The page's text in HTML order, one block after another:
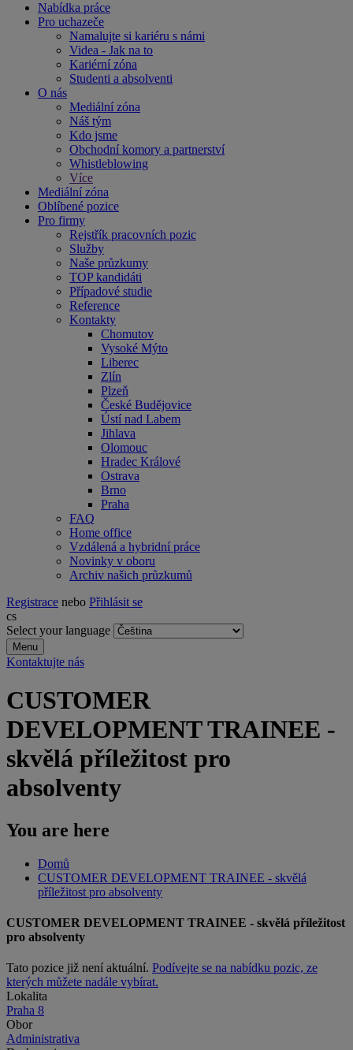
Nabídka práce
Pro uchazeče
Namalujte si kariéru s námi
Videa - Jak na to
Kariérní zóna
Studenti a absolventi
O nás
Mediální zóna
Náš tým
Kdo jsme
Obchodní komory a partnerství
Whistleblowing
Více
Mediální zóna
Oblíbené pozice
Pro firmy
Rejstřík pracovních pozic
Služby
Naše průzkumy
TOP kandidáti
Případové studie
Reference
Kontakty
Chomutov
Vysoké Mýto
Liberec
Zlín
Plzeň
České Budějovice
Ústí nad Labem
Jihlava
Olomouc
Hradec Králové
Ostrava
Brno
Praha
FAQ
Home office
Vzdálená a hybridní práce
Novinky v oboru
Archiv našich průzkumů
Registrace nebo Přihlásit se
cs
Select your language
Menu
Kontaktujte nás
CUSTOMER
DEVELOPMENT TRAINEE -
skvělá příležitost pro
absolventy
You are here
Domů
CUSTOMER DEVELOPMENT TRAINEE - skvělá
příležitost pro absolventy
CUSTOMER DEVELOPMENT TRAINEE - skvělá příležitost
pro absolventy
Tato pozice již není aktuální. Podívejte se na nabídku pozic, ze
kterých můžete nadále vybírat.
Lokalita
Praha 8
Obor
Administrativa